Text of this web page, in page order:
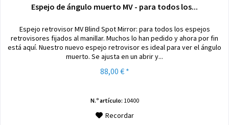
Espejo de ángulo muerto MV - para todos los...
Espejo retrovisor MV Blind Spot Mirror: para todos los espejos
retrovisores fijados al manillar. Muchos lo han pedido y ahora por fin
está aquí. Nuestro nuevo espejo retrovisor es ideal para ver el ángulo
muerto. Se ajusta en un abrir y...
88,00 € *
N.º artículo: 10400
Recordar